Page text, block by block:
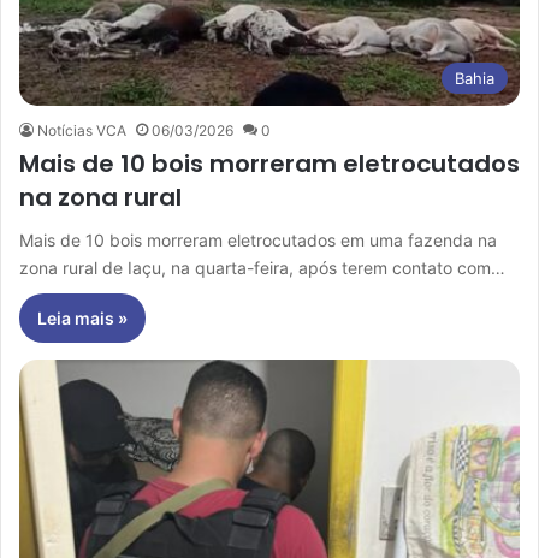
Bahia
Notícias VCA 06/03/2026 0
Mais de 10 bois morreram eletrocutados
na zona rural
Mais de 10 bois morreram eletrocutados em uma fazenda na
zona rural de Iaçu, na quarta-feira, após terem contato com…
Leia mais »